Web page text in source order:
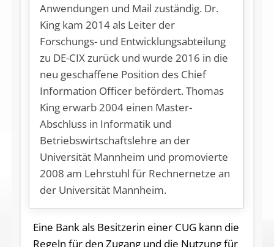
Anwendungen und Mail zuständig. Dr.
King kam 2014 als Leiter der
Forschungs- und Entwicklungsabteilung
zu DE-CIX zurück und wurde 2016 in die
neu geschaffene Position des Chief
Information Officer befördert. Thomas
King erwarb 2004 einen Master-
Abschluss in Informatik und
Betriebswirtschaftslehre an der
Universität Mannheim und promovierte
2008 am Lehrstuhl für Rechnernetze an
der Universität Mannheim.
Eine Bank als Besitzerin einer CUG kann die
Regeln für den Zugang und die Nutzung für